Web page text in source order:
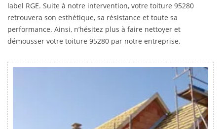
label RGE. Suite à notre intervention, votre toiture 95280
retrouvera son esthétique, sa résistance et toute sa
performance. Ainsi, n’hésitez plus à faire nettoyer et
démousser votre toiture 95280 par notre entreprise.